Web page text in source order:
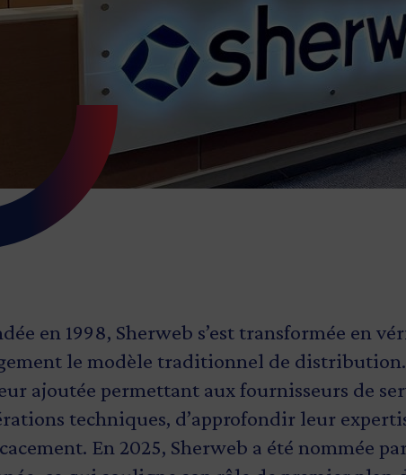
en 1998, Sherweb s’est transformée en
le modèle traditionnel de distribution.
ajoutée permettant aux fournisseurs de
techniques, d’approfondir leur
En 2025, Sherweb a été nommée